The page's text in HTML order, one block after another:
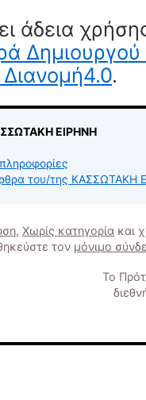
άδεια
.
ΕΙΡΗΝΗ
του/της ΚΑΣΣΩΤΑΚΗ
, Χωρίς κατηγορία και
τον μόνιμο
Το